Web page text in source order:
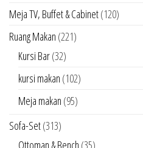
Meja TV, Buffet & Cabinet(120)
Ruang Makan (221)
Kursi Bar(32)
kursi makan (102)
Meja makan (95)
Sofa-Set(313)